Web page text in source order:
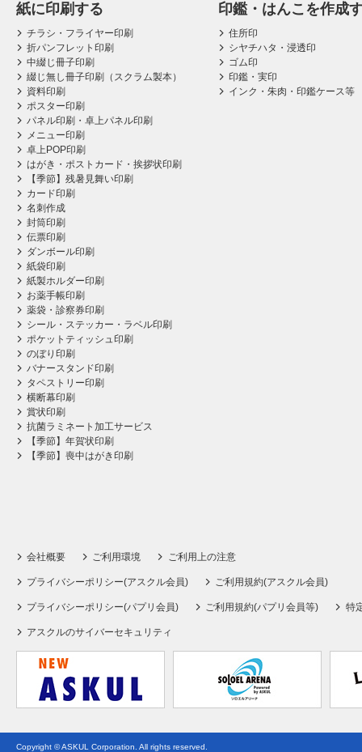
紙に印刷する
チラシ・フライヤー印刷
折パンフレット印刷
中綴じ冊子印刷
綴じ無し冊子印刷（スクラム製本）
資料印刷
ポスター印刷
パネル印刷・卓上パネル印刷
メニュー印刷
卓上POP印刷
はがき・ポストカード・挨拶状印刷
【季節】残暑見舞い印刷
カード印刷
名刺作成
封筒印刷
伝票印刷
ダンボール印刷
紙袋印刷
紙製ホルダー印刷
お薬手帳印刷
薬袋・診察券印刷
シール・ステッカー・ラベル印刷
ポケットティッシュ印刷
のぼり印刷
バナースタンド印刷
タペストリー印刷
横断幕印刷
賞状印刷
抗菌ラミネート加工サービス
【季節】年賀状印刷
【季節】喪中はがき印刷
印鑑・はんこを作成
住所印
シヤチハタ・浸透印
ゴム印
印鑑・実印
インク・朱肉・印鑑ケース等
会社概要 ご利用環境 ご利用上の注意
プライバシーポリシー(アスクル会員) ご利用規約(アスクル会員)
プライバシーポリシー(パプリ会員) ご利用規約(パプリ会員等) 特
アスクルのサイバーセキュリティ
Copyright © ASKUL Corporation. All rights reserved.